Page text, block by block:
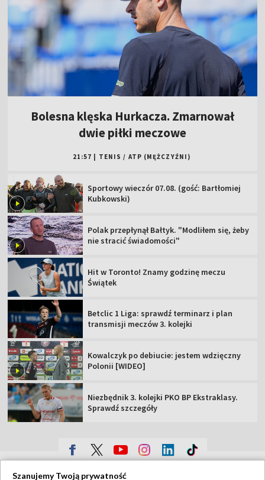
Bolesna klęska Hurkacza. Zmarnował
dwie piłki meczowe
21:57 TENIS / ATP (MĘŻCZYŹNI)
Sportowy wieczór 07.08. (gość: Bartłomiej
Kubkowski)
Polak przepłynął Bałtyk. "Modliłem się, żeby
nie stracić świadomości"
Hit w Toronto! Znamy godzinę meczu
Świątek
Betclic 1 Liga: sprawdź terminarz i plan
transmisji meczów 3. kolejki
Kowalczyk po debiucie: jestem wdzięczny
Polonii [WIDEO]
Niezbędnik 3. kolejki PKO BP Ekstraklasy.
Sprawdź szczegóły
Szanujemy Twoją prywatność